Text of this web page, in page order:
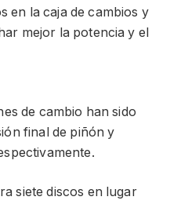
en la caja de cambios y
mejor la potencia y el
de cambio han sido
final de piñón y
siete discos en lugar